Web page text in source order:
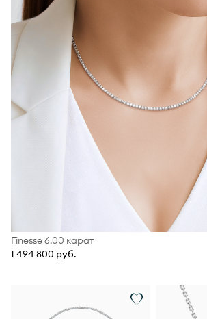
Finesse 6.00 карат
1 494 800 руб.